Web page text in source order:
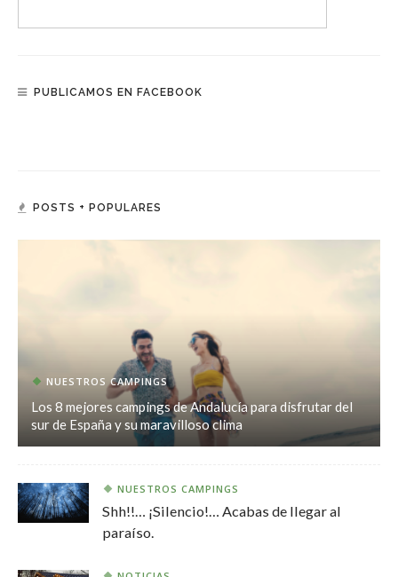
PUBLICAMOS EN FACEBOOK
POSTS + POPULARES
NUESTROS CAMPINGS
Los 8 mejores campings de Andalucía para disfrutar del
sur de España y su maravilloso clima
NUESTROS CAMPINGS
Shh!!… ¡Silencio!… Acabas de llegar al
paraíso.